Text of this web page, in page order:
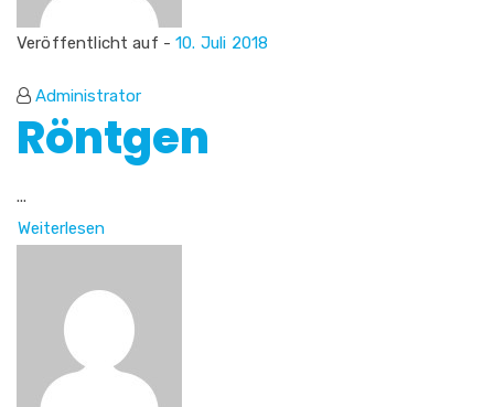
Veröffentlicht auf -10. Juli 2018
Administrator
Röntgen
...
Weiterlesen